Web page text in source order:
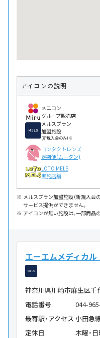
アイコンの説明
メニコン
グループ販売店
メルスプラン
加盟施設
(新規入会のみ)※
コンタクトレンズ
定期便(ムータン)
LOTO MELS
実施店舗
メルスプラン加盟施設（新規入会
サービス提供ができません。
アイコンが無い施設は、一部商品
エーエムメディカ
神奈川県川崎市麻生区
電話番号
044-
最寄駅・アクセス 小田急
定休日
木曜・